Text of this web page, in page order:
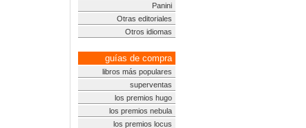
Panini
Otras editoriales
Otros idiomas
guías de compra
libros más populares
superventas
los premios hugo
los premios nebula
los premios locus